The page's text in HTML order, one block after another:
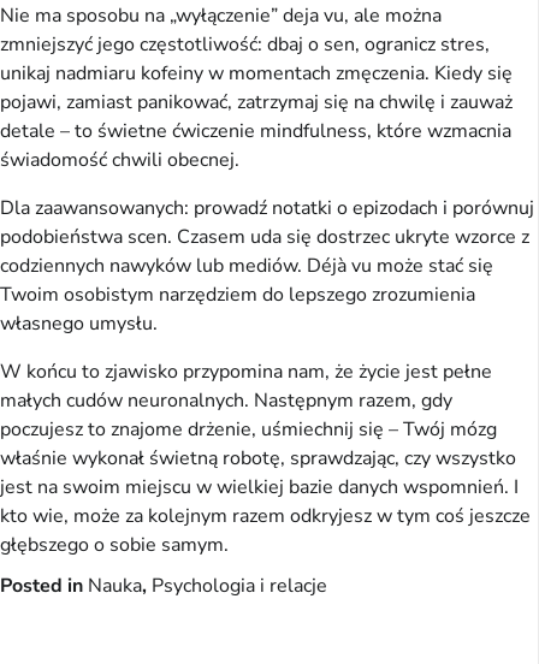
Nie ma sposobu na „wyłączenie” deja vu, ale można
zmniejszyć jego częstotliwość: dbaj o sen, ogranicz stres,
unikaj nadmiaru kofeiny w momentach zmęczenia. Kiedy się
pojawi, zamiast panikować, zatrzymaj się na chwilę i zauważ
detale – to świetne ćwiczenie mindfulness, które wzmacnia
świadomość chwili obecnej.
Dla zaawansowanych: prowadź notatki o epizodach i porównuj
podobieństwa scen. Czasem uda się dostrzec ukryte wzorce z
codziennych nawyków lub mediów. Déjà vu może stać się
Twoim osobistym narzędziem do lepszego zrozumienia
własnego umysłu.
W końcu to zjawisko przypomina nam, że życie jest pełne
małych cudów neuronalnych. Następnym razem, gdy
poczujesz to znajome drżenie, uśmiechnij się – Twój mózg
właśnie wykonał świetną robotę, sprawdzając, czy wszystko
jest na swoim miejscu w wielkiej bazie danych wspomnień. I
kto wie, może za kolejnym razem odkryjesz w tym coś jeszcze
głębszego o sobie samym.
Posted in Nauka, Psychologia i relacje